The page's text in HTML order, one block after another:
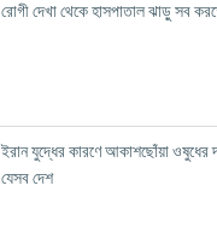
রোগী দেখা থেকে হাসপাতাল ঝাড়ু সব
ইরান যুদ্ধের কারণে আকাশছোঁয়া ওষুধের
যেসব দেশ